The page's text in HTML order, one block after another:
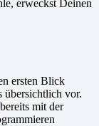
erweckst Deinen
ersten Blick
übersichtlich vor.
bereits mit der